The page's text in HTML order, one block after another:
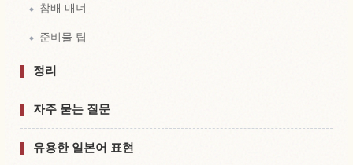
참배 매너
준비물 팁
정리
자주 묻는 질문
유용한 일본어 표현